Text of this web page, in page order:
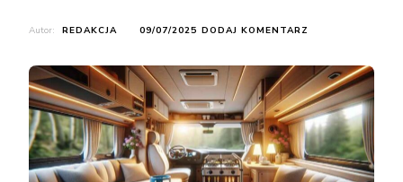
Autor: REDAKCJA 09/07/2025 DODAJ KOMENTARZ
INSTALACJA
GAZOWA
W
KAMPERZE?
PRZEJRZYSTE
ZASADY,
REALNE